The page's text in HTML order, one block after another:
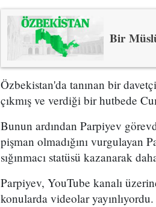
Bir
Özbekistan'da tanınan bir
çıkmış ve verdiği bir hutbede
Bunun ardından Parpiyev
pişman olmadığını vurgulayan
sığınmacı statüsü kazanarak
Parpiyev, YouTube kanalı
konularda videolar yayınlıyordu.